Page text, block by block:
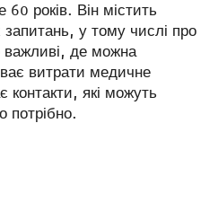
років. Він містить
у тому числі про
важливі, де можна
витрати медичне
контакти, які можуть
потрібно.